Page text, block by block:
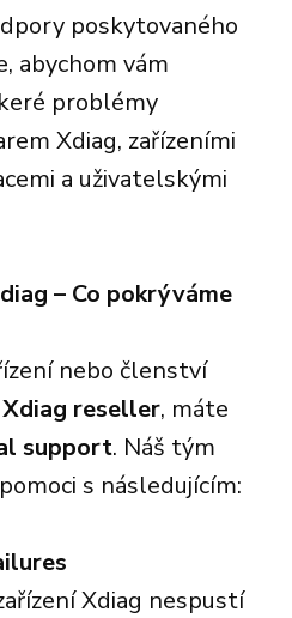
poskytovaného
abychom vám
problémy
Xdiag, zařízeními
a uživatelskými
– Co pokrýváme
nebo členství
reseller, máte
support. Náš tým
s následujícím:
Xdiag nespustí